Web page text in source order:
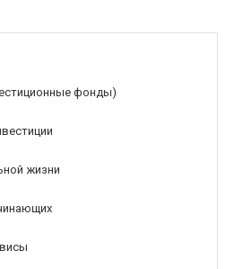
фонды)
жизни